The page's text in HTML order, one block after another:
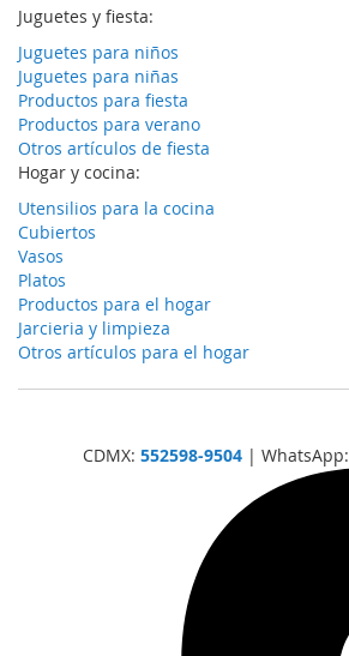
Juguetes y fiesta:
Juguetes para niños
Juguetes para niñas
Productos para fiesta
Productos para verano
Otros artículos de fiesta
Hogar y cocina:
Utensilios para la cocina
Cubiertos
Vasos
Platos
Productos para el hogar
Jarcieria y limpieza
Otros artículos para el hogar
CDMX: 552598-9504| WhatsApp: